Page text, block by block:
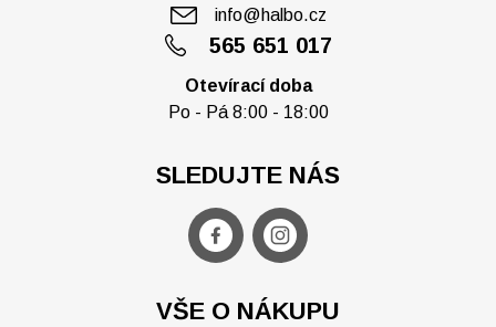
565 651 017
info@halbo.cz
Otevírací doba
Po - Pá 8:00 - 18:00
VŠE O NÁKUPU
SLEDUJTE NÁS